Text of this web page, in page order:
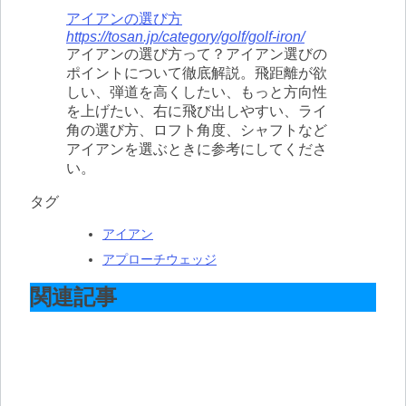
アイアンの選び方
https://tosan.jp/category/golf/golf-iron/
アイアンの選び方って？アイアン選びの
ポイントについて徹底解説。飛距離が欲
しい、弾道を高くしたい、もっと方向性
を上げたい、右に飛び出しやすい、ライ
角の選び方、ロフト角度、シャフトなど
アイアンを選ぶときに参考にしてくださ
い。
タグ
アイアン
アプローチウェッジ
関連記事